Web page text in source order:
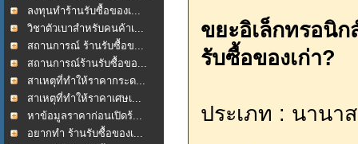
ลงทุนทำร้านรับซื้อของเ...
วิชาตัวเบาสำหรับคนค้าเ...
สถานการณ์ ร้านรับซื้อข...
สถานการณ์ร้านรับซื้อขอ...
สาเหตุที่ทำให้ราคากระด...
สาเหตุที่ทำให้ราคาเศษเ...
หาข้อมูลราคาก่อนเปิดร้...
อยากทำ ร้านรับซื้อของเ...
ขยะอิเล็กทรอนิก
รับซื้อของเก่า?
ประเภท : นานา